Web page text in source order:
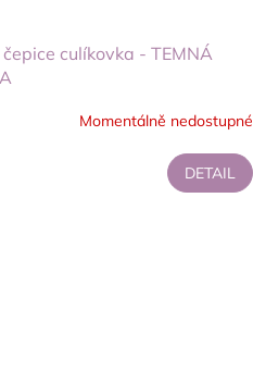
culíkovka - TEMNÁ
Momentálně nedostupné
DETAIL